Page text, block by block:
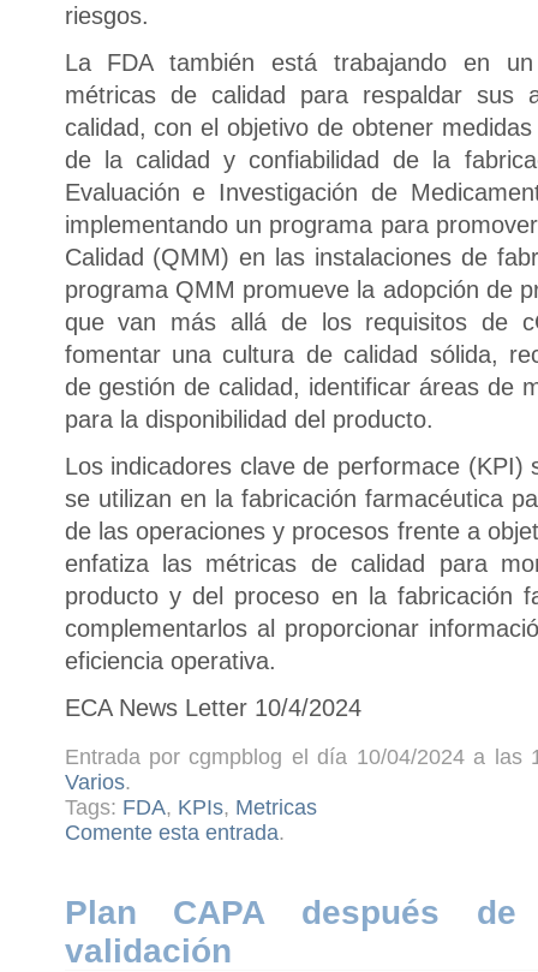
riesgos.
La FDA también está trabajando en
métricas de calidad para respaldar sus
calidad, con el objetivo de obtener
de la calidad y confiabilidad de la
Evaluación e Investigación de
implementando un programa para
Calidad (QMM) en las instalaciones de
programa QMM promueve la adopción de
que van más allá de los requisitos de
fomentar una cultura de calidad sólida,
de gestión de calidad, identificar áreas de
para la disponibilidad del producto.
Los indicadores clave de performace (KPI)
se utilizan en la fabricación farmacéutica
de las operaciones y procesos frente a
enfatiza las métricas de calidad para
producto y del proceso en la fabricación
complementarlos al proporcionar
eficiencia operativa.
ECA News Letter 10/4/2024
Entrada por cgmpblog el día 10/04/2024 a
Varios.
Tags: FDA, KPIs, Metricas
Comente esta entrada.
Plan CAPA después
validación